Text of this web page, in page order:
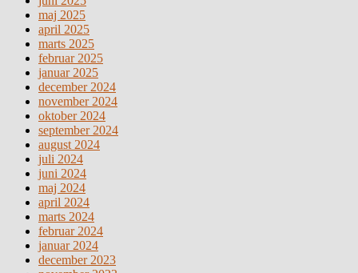
maj 2025
april 2025
marts 2025
februar 2025
januar 2025
december 2024
november 2024
oktober 2024
september 2024
august 2024
juli 2024
juni 2024
maj 2024
april 2024
marts 2024
februar 2024
januar 2024
december 2023